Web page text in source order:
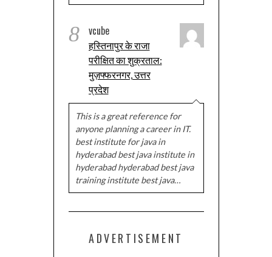
8 vcube
हस्तिनापुर के राजा
परीक्षित का शुक्रताल:
मुज़फ्फरनगर, उत्तर
प्रदेश
This is a great reference for
anyone planning a career in IT.
best institute for java in
hyderabad best java institute in
hyderabad hyderabad best java
training institute best java…
ADVERTISEMENT